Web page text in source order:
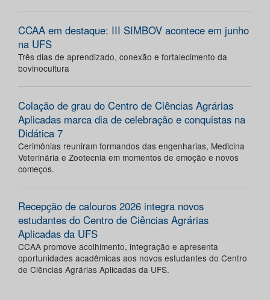
CCAA em destaque: III SIMBOV acontece em junho
na UFS
Três dias de aprendizado, conexão e fortalecimento da
bovinocultura
Colação de grau do Centro de Ciências Agrárias
Aplicadas marca dia de celebração e conquistas na
Didática 7
Cerimônias reuniram formandos das engenharias, Medicina
Veterinária e Zootecnia em momentos de emoção e novos
começos.
Recepção de calouros 2026 integra novos
estudantes do Centro de Ciências Agrárias
Aplicadas da UFS
CCAA promove acolhimento, integração e apresenta
oportunidades acadêmicas aos novos estudantes do Centro
de Ciências Agrárias Aplicadas da UFS.